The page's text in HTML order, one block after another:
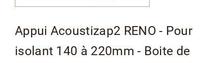
Appui Acoustizap2 RENO - Pour
isolant 140 à 220mm - Boite de
Passer
début